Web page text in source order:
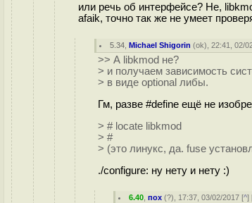
или речь об интерфейсе? Не,
afaik, точно так же не умеет
5.34 ,Michael Shigorin (ok), 22:41, 02/
>> А libkmod не?
> и получаем зависимость
> в виде optional либы.
Гм, разве #define ещё не
> # locate libkmod
> #
> (это линукс, да. fuse
./configure: ну нету и нету :)
6.40 ,пох (?), 17:37, 03/02/2017 [^]